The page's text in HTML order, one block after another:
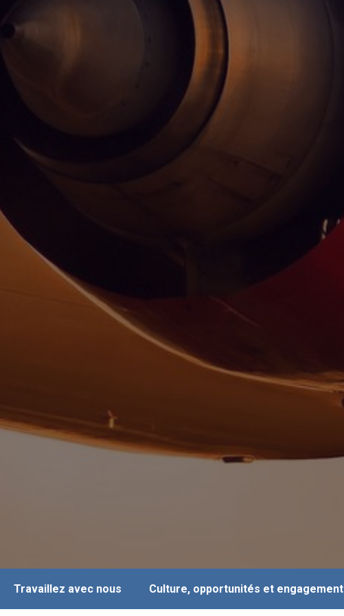
Travaillez avec nous Culture, opportunités et engagement